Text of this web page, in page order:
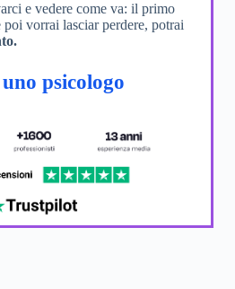
e vedere come va: il primo
poi vorrai lasciar perdere, potrai
psicologo